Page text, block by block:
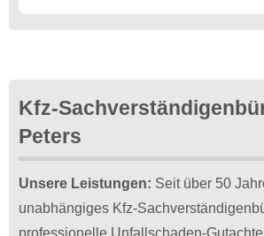
Kfz-
Peters
Unsere Leistungen: Seit über 50
unabhängiges Kfz-
professionelle Unfallschaden-